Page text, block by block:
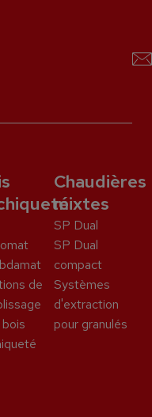
de
Chaudières
mixtes
SP Dual
SP Dual
compact
Systèmes
d'extraction
pour granulés